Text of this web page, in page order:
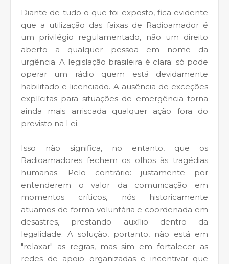
Diante de tudo o que foi exposto, fica evidente
que a utilização das faixas de Radioamador é
um privilégio regulamentado, não um direito
aberto a qualquer pessoa em nome da
urgência. A legislação brasileira é clara: só pode
operar um rádio quem está devidamente
habilitado e licenciado. A ausência de exceções
explícitas para situações de emergência torna
ainda mais arriscada qualquer ação fora do
previsto na Lei.
Isso não significa, no entanto, que os
Radioamadores fechem os olhos às tragédias
humanas. Pelo contrário: justamente por
entenderem o valor da comunicação em
momentos críticos, nós historicamente
atuamos de forma voluntária e coordenada em
desastres, prestando auxílio dentro da
legalidade. A solução, portanto, não está em
"relaxar" as regras, mas sim em fortalecer as
redes de apoio organizadas e incentivar que